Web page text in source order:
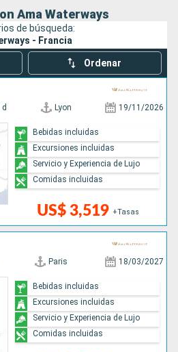
Ama Waterways
de búsqueda:
- Francia
Ordenar
d Lyon 19/11/2026
US$ 3,519 +Tasas
Bebidas incluidas
Excursiones incluidas
Servicio y Experiencia de Lujo
Comidas incluidas
Paris 18/03/2027
Bebidas incluidas
Excursiones incluidas
Servicio y Experiencia de Lujo
Comidas incluidas